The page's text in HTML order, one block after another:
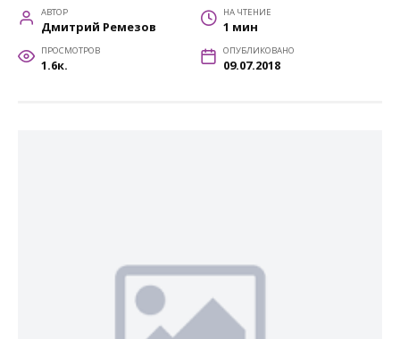
АВТОР
Дмитрий Ремезов
НА ЧТЕНИЕ
1 мин
ПРОСМОТРОВ
1.6к.
ОПУБЛИКОВАНО
09.07.2018